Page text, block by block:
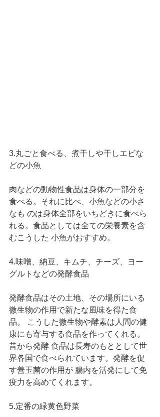
3.丸ごと食べる、煮干しや干しエビな
どの小魚
肉などの動物性食品は身体の一部分を
食べる。それに比べ、小魚などの小さ
なも のは身体全部をいちどきに食べら
れる。食品としては全ての栄養素を含
むこうした 小魚がおすすめ。
4.味噌、納豆、キムチ、チーズ、ヨー
グルトなどの発酵食品
発酵食品はその土地、その場所にいる
微生物の作用で新たな風味を得た食
品。 こうした微生物や酵素は人間の健
康にも寄与する食品を作ってくれる。
昔から発酵 食品は長寿のもととして世
界各国で食べられています。発酵を促
す善玉菌の作用が 腸内を活発にして免
疫力を高めてくれます。
5.定番の緑黄色野菜